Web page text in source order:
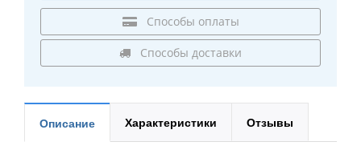
Способы оплаты
Способы доставки
Описание Характеристики Отзывы